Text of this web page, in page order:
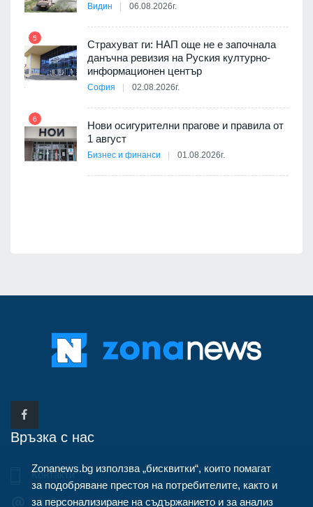
Видин 06.08.2026г.
5
Страхуват ги: НАП още не е започнала
данъчна ревизия на Руския културно-
информационен център
София 02.08.2026г.
6
Нови осигурителни прагове и правила от
1 август
Бизнес и финанси 01.08.2026г.
Връзка с нас
Контакти
info@zonanews.bg
Zonanews.bg използва „бисквитки“, които помагат
за подобряване престоя на потребителите, както и
за персонализиране на съдържанието и за анализ